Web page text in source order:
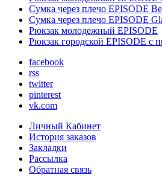
Сумка через плечо EPISODE
Сумка через плечо EPISODE
Рюкзак молодежный EPISODE
Рюкзак городской EPISODE с
facebook
rss
twitter
pinterest
vk.com
Личный Кабинет
История заказов
Закладки
Рассылка
Обратная связь